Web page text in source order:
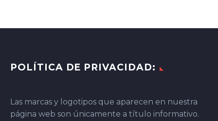
POLÍTICA DE PRIVACIDAD:
Las marcas y logotipos que aparecen en nuestra
página web son únicamente a título informativo.